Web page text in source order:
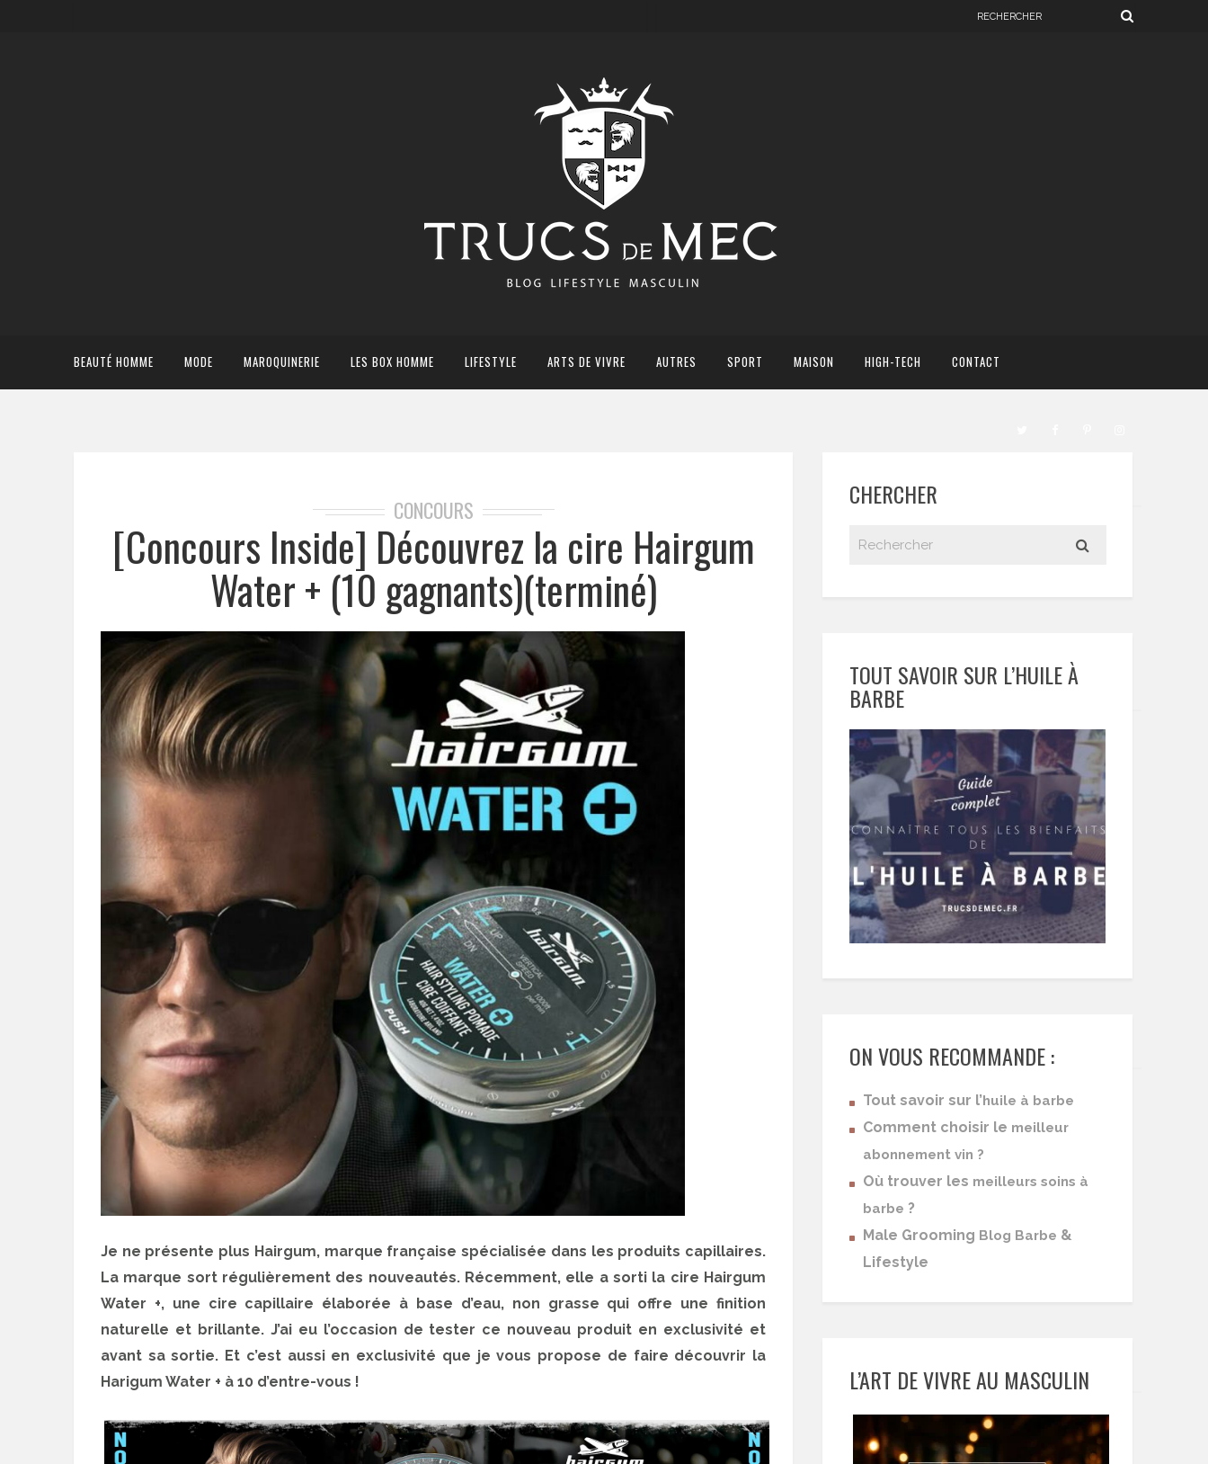
BEAUTÉ HOMME MODE MAROQUINERIE LES BOX HOMME LIFESTYLE ARTS DE VIVRE AUTRES SPORT MAISON HIGH-TECH CONTACT
CONCOURS
[Concours Inside] Découvrez la cire Hairgum
Water + (10 gagnants)(terminé)
Je ne présente plus Hairgum, marque française spécialisée dans les produits capillaires.
La marque sort régulièrement des nouveautés. Récemment, elle a sorti la cire Hairgum
Water +, une cire capillaire élaborée à base d’eau, non grasse qui offre une finition
naturelle et brillante. J’ai eu l’occasion de tester ce nouveau produit en exclusivité et
avant sa sortie. Et c’est aussi en exclusivité que je vous propose de faire découvrir la
Harigum Water + à 10 d’entre-vous !
CHERCHER
TOUT SAVOIR SUR L’HUILE À
BARBE
ON VOUS RECOMMANDE :
Tout savoir sur l’ huile à barbe
Comment choisir le meilleur
abonnement vin ?
Où trouver les meilleurs soins à
barbe ?
Male Grooming Blog Barbe &
Lifestyle
L’ART DE VIVRE AU MASCULIN